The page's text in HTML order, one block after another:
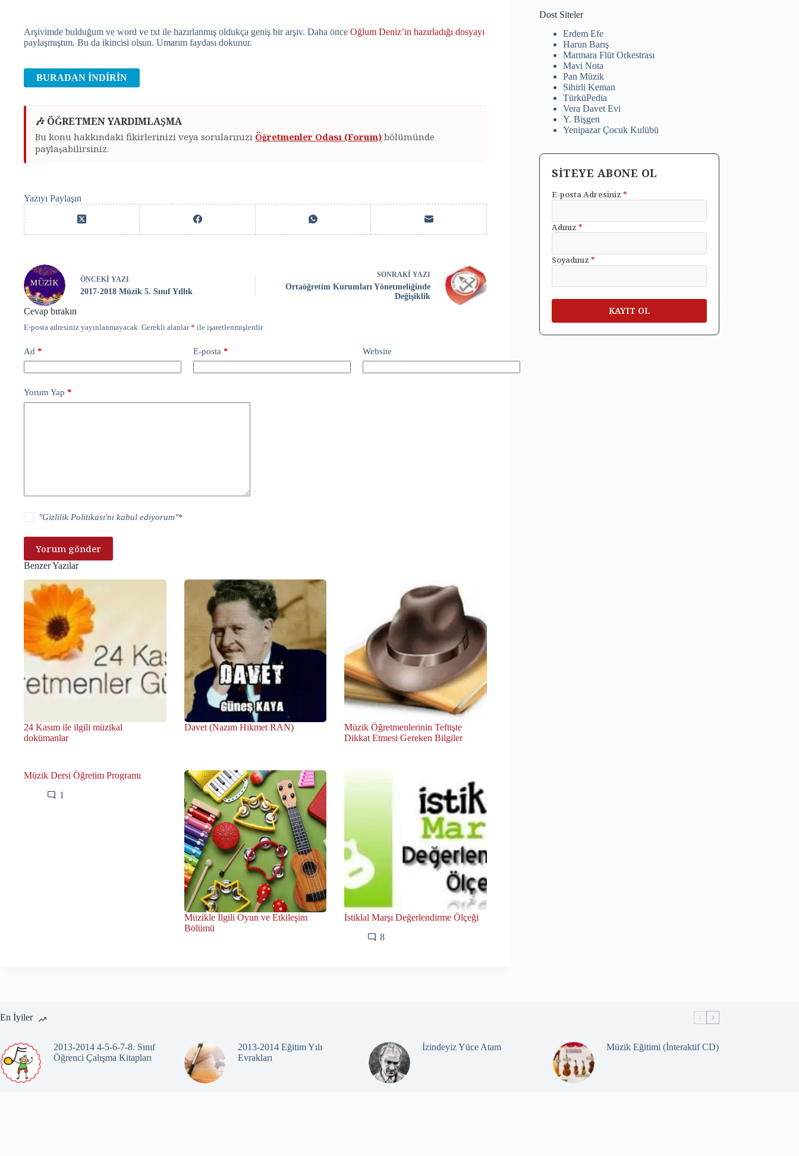
Arşivimde bulduğum ve word ve txt ile hazırlanmış oldukça geniş bir arşiv. Daha önce Oğlum Deniz’in hazırladığı dosyayı
paylaşmıştım. Bu da ikincisi olsun. Umarım faydası dokunur.
BURADAN İNDİRİN
🎶 ÖĞRETMEN YARDIMLAŞMA
Bu konu hakkındaki fikirlerinizi veya sorularınızı Öğretmenler Odası (Forum) bölümünde
paylaşabilirsiniz.
Yazıyı Paylaşın
ÖNCEKI YAZI
2017-2018 Müzik 5. Sınıf Yıllık
SONRAKI YAZI
Ortaöğretim Kurumları Yönetmeliğinde
Değişiklik
Cevap bırakın
E-posta adresiniz yayınlanmayacak. Gerekli alanlar* ile işaretlenmişlerdir
Ad * E-posta * Website
Yorum Yap *
"Gizlilik Politikası'nı kabul ediyorum"*
Yorum gönder
Benzer Yazılar
24 Kasım ile ilgili müzikal
dokümanlar
Davet (Nazım Hikmet RAN)
Müzik Öğretmenlerinin Teftişte
Dikkat Etmesi Gereken Bilgiler
Müzik Dersi Öğretim Programı
1
Müzikle İlgili Oyun ve Etkileşim
Bölümü
İstiklal Marşı Değerlendirme Ölçeği
8
Dost Siteler
Erdem Efe
Harun Barış
Marmara Flüt Orkestrası
Mavi Nota
Pan Müzik
Sihirli Keman
TürküPedia
Vera Davet Evi
Y. Bişgen
Yenipazar Çocuk Kulübü
SİTEYE ABONE OL
E-posta Adresiniz*
Adınız*
Soyadınız*
En İyiler
2013-2014 4-5-6-7-8. Sınıf
Öğrenci Çalışma Kitapları
2013-2014 Eğitim Yılı
Evrakları
İzindeyiz Yüce Atam Müzik Eğitimi (İnteraktif CD)